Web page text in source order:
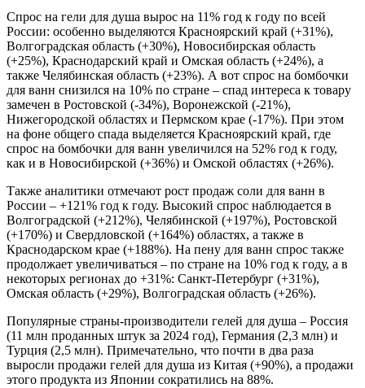
Спрос на гели для душа вырос на 11% год к году по всей
России: особенно выделяются Красноярский край (+31%),
Волгоградская область (+30%), Новосибирская область
(+25%), Краснодарский край и Омская область (+24%), а
также Челябинская область (+23%). А вот спрос на бомбочки
для ванн снизился на 10% по стране – спад интереса к товару
замечен в Ростовской (-34%), Воронежской (-21%),
Нижегородской областях и Пермском крае (-17%). При этом
на фоне общего спада выделяется Красноярский край, где
спрос на бомбочки для ванн увеличился на 52% год к году,
как и в Новосибирской (+36%) и Омской областях (+26%).
Также аналитики отмечают рост продаж соли для ванн в
России – +121% год к году. Высокий спрос наблюдается в
Волгоградской (+212%), Челябинской (+197%), Ростовской
(+170%) и Свердловской (+164%) областях, а также в
Краснодарском крае (+188%). На пену для ванн спрос также
продолжает увеличиваться – по стране на 10% год к году, а в
некоторых регионах до +31%: Санкт-Петербург (+31%),
Омская область (+29%), Волгоградская область (+26%).
Популярные страны-производители гелей для душа – Россия
(11 млн проданных штук за 2024 год), Германия (2,3 млн) и
Турция (2,5 млн). Примечательно, что почти в два раза
выросли продажи гелей для душа из Китая (+90%), а продажи
этого продукта из Японии сократились на 88%.